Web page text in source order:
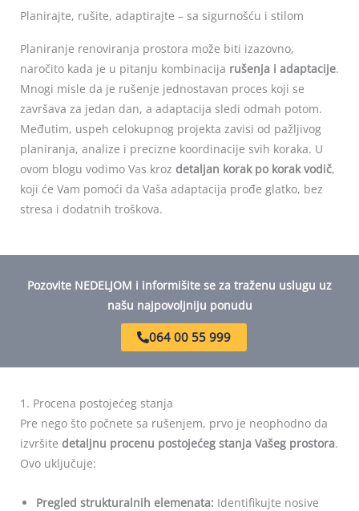
Planirajte, rušite, adaptirajte – sa sigurnošću i stilom
Planiranje renoviranja prostora može biti izazovno,
naročito kada je u pitanju kombinacija rušenja i adaptacije.
Mnogi misle da je rušenje jednostavan proces koji se
završava za jedan dan, a adaptacija sledi odmah potom.
Međutim, uspeh celokupnog projekta zavisi od pažljivog
planiranja, analize i precizne koordinacije svih koraka. U
ovom blogu vodimo Vas kroz detaljan korak po korak vodič,
koji će Vam pomoći da Vaša adaptacija prođe glatko, bez
stresa i dodatnih troškova.
Pozovite NEDELJOM i informišite se za traženu uslugu uz
našu najpovoljniju ponudu
064 00 55 999
1. Procena postojećeg stanja
Pre nego što počnete sa rušenjem, prvo je neophodno da
izvršite detaljnu procenu postojećeg stanja Vašeg prostora.
Ovo uključuje:
Pregled strukturalnih elemenata: Identifikujte nosive